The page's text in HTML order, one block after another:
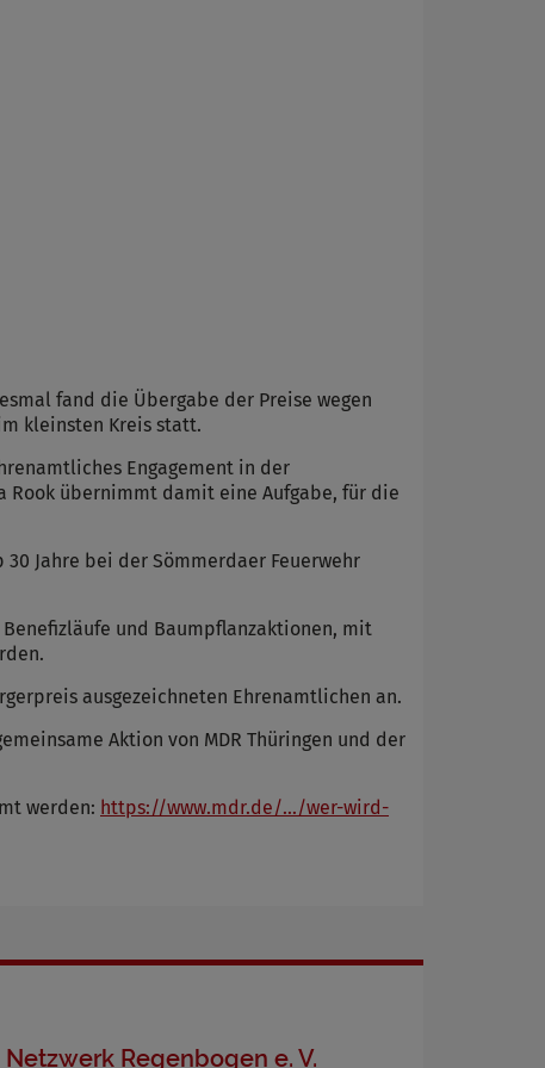
fand die Übergabe der Preise wegen
kleinsten Kreis statt.
Engagement in der
Rook übernimmt damit eine Aufgabe, für die
Jahre bei der Sömmerdaer Feuerwehr
und Baumpflanzaktionen, mit
ausgezeichneten Ehrenamtlichen an.
Aktion von MDR Thüringen und der
werden: https://www.mdr.de/.../wer-wird-
Netzwerk Regenbogen e. V.